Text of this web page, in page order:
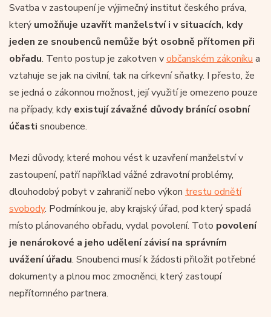
Svatba v zastoupení je výjimečný institut českého práva,
který umožňuje uzavřít manželství i v situacích, kdy
jeden ze snoubenců nemůže být osobně přítomen při
obřadu. Tento postup je zakotven vobčanském zákoníku a
vztahuje se jak na civilní, tak na církevní sňatky. I přesto, že
se jedná o zákonnou možnost, její využití je omezeno pouze
na případy, kdy existují závažné důvody bránící osobní
účasti snoubence.
Mezi důvody, které mohou vést k uzavření manželství v
zastoupení, patří například vážné zdravotní problémy,
dlouhodobý pobyt v zahraničí nebo výkon trestu odnětí
svobody. Podmínkou je, aby krajský úřad, pod který spadá
místo plánovaného obřadu, vydal povolení. Toto povolení
je nenárokové a jeho udělení závisí na správním
uvážení úřadu. Snoubenci musí k žádosti přiložit potřebné
dokumenty a plnou moc zmocněnci, který zastoupí
nepřítomného partnera.